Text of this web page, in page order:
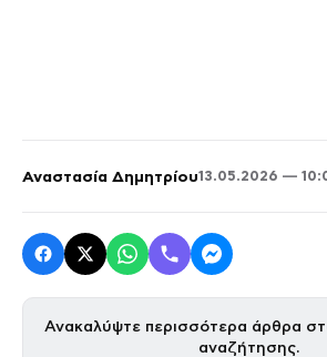
Αναστασία Δημητρίου13.05.2026 —
Ανακαλύψτε περισσότερα άρθρα
αναζήτησης.